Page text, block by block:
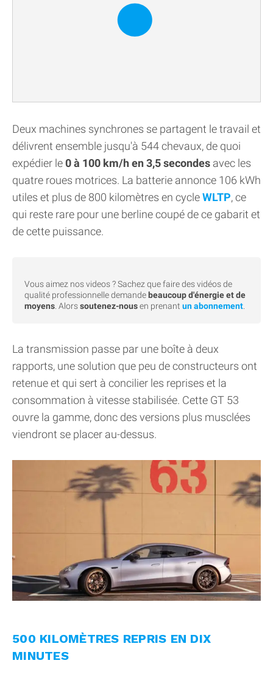
Deux machines synchrones se partagent le travail et
délivrent ensemble jusqu'à 544 chevaux, de quoi
expédier le0 à 100 km/h en 3,5 secondes avec les
quatre roues motrices. La batterie annonce 106 kWh
utiles et plus de 800 kilomètres en cycleWLTP, ce
qui reste rare pour une berline coupé de ce gabarit et
de cette puissance.
Vous aimez nos videos ? Sachez que faire des vidéos de
qualité professionnelle demande beaucoup d'énergie et de
moyens. Alorssoutenez-nousen prenant un abonnement.
La transmission passe par une boîte à deux
rapports, une solution que peu de constructeurs ont
retenue et qui sert à concilier les reprises et la
consommation à vitesse stabilisée. Cette GT 53
ouvre la gamme, donc des versions plus musclées
viendront se placer au-dessus.
500 KILOMÈTRES REPRIS EN DIX
MINUTES